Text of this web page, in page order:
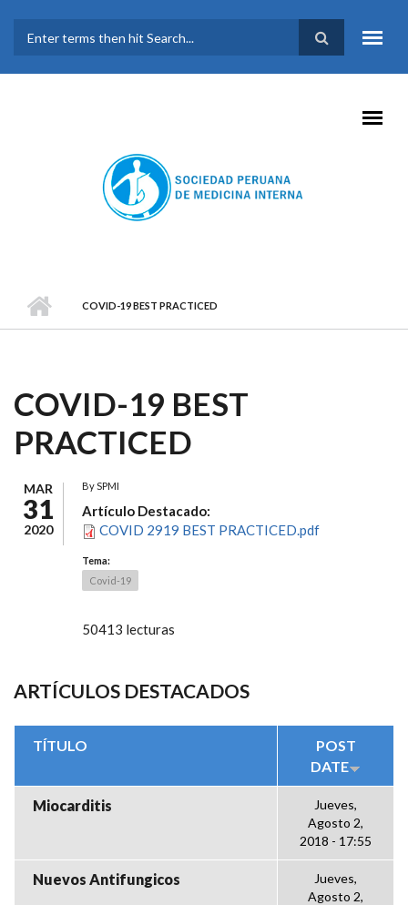
FORMULARIO DE
BÚSQUEDA
COVID-19 BEST PRACTICED
COVID-19 BEST
PRACTICED
MAR
31
2020
BySPMI
Artículo Destacado:
COVID 2919 BEST PRACTICED.pdf
Tema:
Covid-19
50413 lecturas
ARTÍCULOS DESTACADOS
TÍTULO
POST
DATE
Miocarditis
Jueves,
Agosto 2,
2018 - 17:55
Nuevos Antifungicos
Jueves,
Agosto 2,